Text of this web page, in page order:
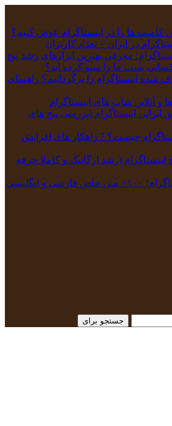
کامنت‌ ها را در اینستاگرام عوض کنیم؟
در ایران + تعداد کاربران
معرفی بهترین ابزارهای رشد پیج
پست ما را سیو کرده اند؟
شده اینستاگرام را برگردانیم؟ راهنمای
و آنلاین شاپ های اینستاگرام
ایرانی اینستاگرام (بررسی پیج های
ریچ و ایمپرشن اینستاگرام چیست؟ 7 راهکار های افزایش
(رشد ارگانیک و کاملا حرفه
و انگلیسی
جستجو برای